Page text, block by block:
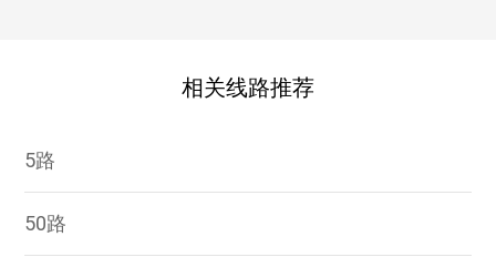
相关线路推荐
5路
50路